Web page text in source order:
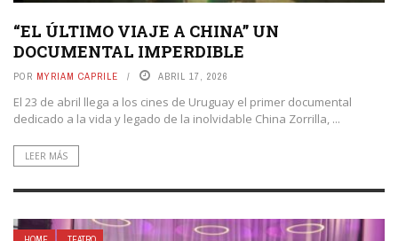
“EL ÚLTIMO VIAJE A CHINA” UN
DOCUMENTAL IMPERDIBLE
POR MYRIAM CAPRILE ABRIL 17, 2026
El 23 de abril llega a los cines de Uruguay el primer documental
dedicado a la vida y legado de la inolvidable China Zorrilla, ...
LEER MÁS